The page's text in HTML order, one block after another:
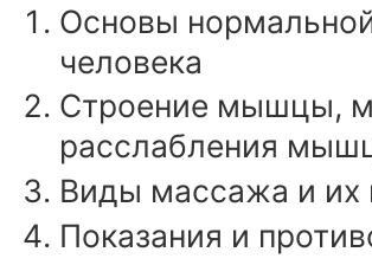
Основы
человека
Строение мышцы,
расслабления
Виды массажа и их
Показания и